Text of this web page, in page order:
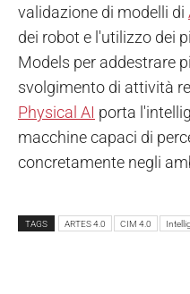
validazione di modelli di
dei robot e l'utilizzo dei
Models per addestrare
svolgimento di attività
Physical AI porta
macchine capaci di
concretamente negli
TAGS ARTES 4.0 CIM 4.0